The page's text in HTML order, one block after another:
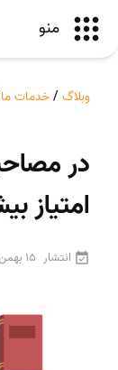
منو
وبلاگ /خدمات ما
در
امتیاز
انتشار 15 بهمن 1404